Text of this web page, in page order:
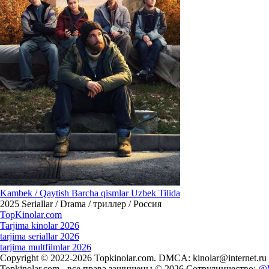
Kambek / Qaytish Barcha qismlar Uzbek Tilida
2025 Seriallar / Drama / триллер / Россия
TopKinolar.com
Tarjima kinolar 2026
tarjima seriallar 2026
tarjima multfilmlar 2026
Copyright © 2022-2026 Topkinolar.com. DMCA: kinolar@internet.ru